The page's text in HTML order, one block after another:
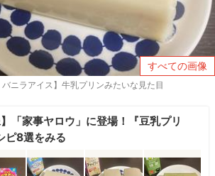
すべての画像
バニラアイス】牛乳プリンみたいな見た目
】「家事ヤロウ」に登場！『豆乳プリ
ピ8選をみる